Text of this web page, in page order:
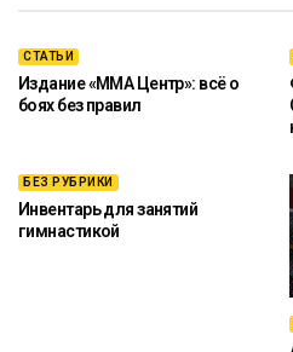
СТАТЬИ
Издание «ММА Центр»: всё о
боях без правил
БЕЗ РУБРИКИ
Инвентарь для занятий
гимнастикой